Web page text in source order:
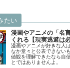
漫画やアニメの「名
くれる【現実逃避は
漫画やアニメが好きな人
なか堂々と公表できない
値観を理解できたなら自
とではありませんよ。